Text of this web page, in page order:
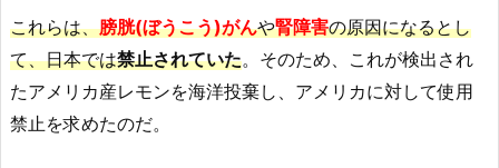
これらは、膀胱(ぼうこう)がんや腎障害の原因になるとし
て、日本では禁止されていた。そのため、これが検出され
たアメリカ産レモンを海洋投棄し、アメリカに対して使用
禁止を求めたのだ。